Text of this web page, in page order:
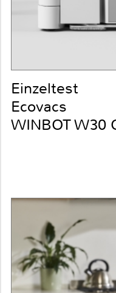
Einzeltest
Ecovacs
WINBOT W30